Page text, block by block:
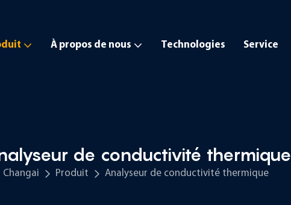
À propos de nous Technologies Service
de conductivité thermique
Changai Produit Analyseur de conductivité thermique